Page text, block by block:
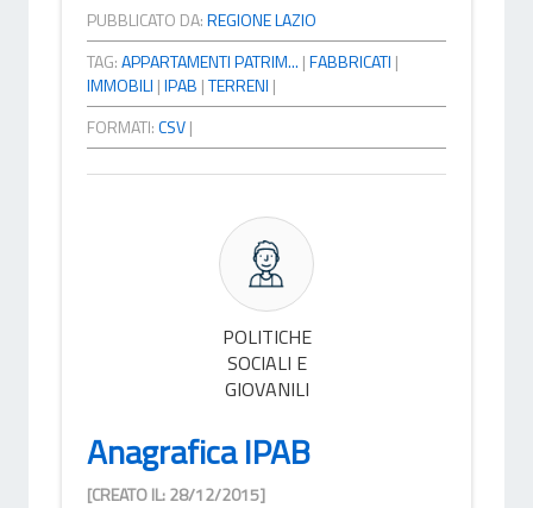
PUBBLICATO DA:REGIONE LAZIO
TAG:APPARTAMENTI PATRIM... |FABBRICATI |
IMMOBILI |IPAB |TERRENI |
FORMATI:CSV|
POLITICHE
SOCIALI E
GIOVANILI
Anagrafica IPAB
[CREATO IL: 28/12/2015]